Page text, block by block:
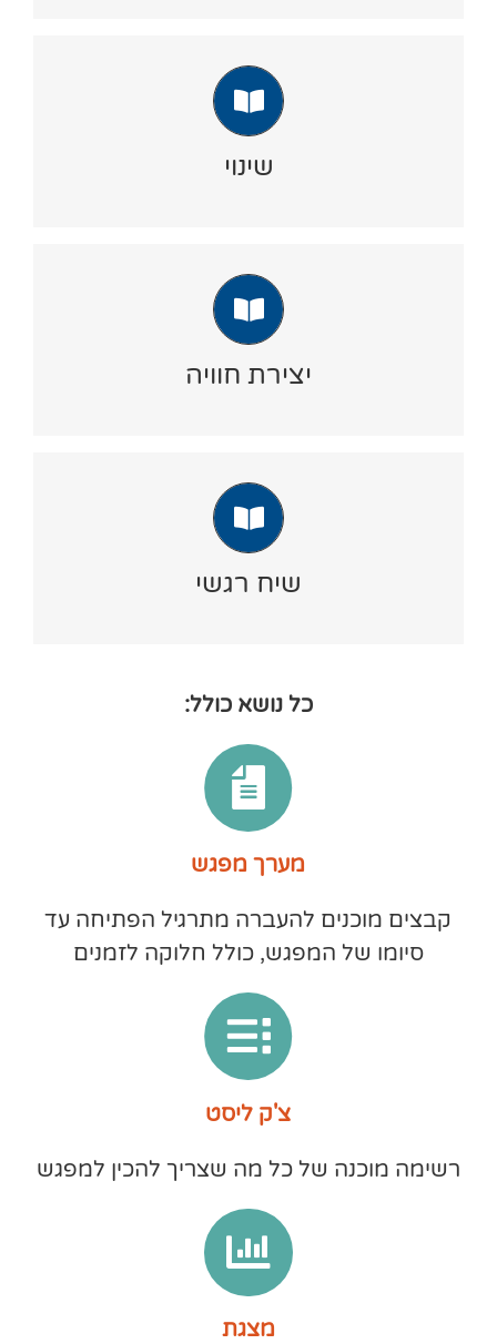
שינוי
שינוי
יחידה זו מאפשרת לך ליצור הדרכות חווייתיות
ופרקטיות לזיהוי יכולות אישיות, העלאת תחושת
המסוגלות כחלק מבניית חוסן לשיגרה ולמצבים
יצירת חוויה
יצירת חוויה
סדנה דיגיטלית המאפשרת לך לשדרג כל פגישה
וליצור מפגש חווייתי ומגוון בכל נושא שיבחר. "שיטת
החושים" מאפשר ליצור בקלות עוד ועוד רעיונות.
שיח רגשי
שיח רגשי
הכלים ומערכי ההדרכה ביחידה זו מאפשרים
להעביר וללמד את המרכיבים העיקריים ליצירת
האווירה הרצויה לקיום שיח רגשי.
כל נושא כולל:
מערך מפגש
קבצים מוכנים להעברה מתרגיל הפתיחה עד
סיומו של המפגש, כולל חלוקה לזמנים
צ'ק ליסט
רשימה מוכנה של כל מה שצריך להכין למפגש
מצגת